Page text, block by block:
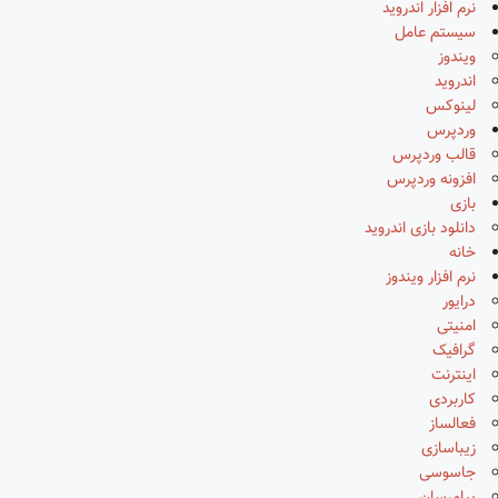
نرم افزار اندروید
سیستم عامل
ویندوز
اندروید
لینوکس
وردپرس
قالب وردپرس
افزونه وردپرس
بازی
دانلود بازی اندروید
خانه
نرم افزار ویندوز
درایور
امنیتی
گرافیک
اینترنت
کاربردی
فعالساز
زیباسازی
جاسوسی